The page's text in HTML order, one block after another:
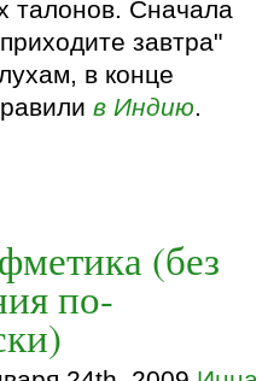
талонов. Сначала
завтра"
в конце
в Индию.
(без
по-